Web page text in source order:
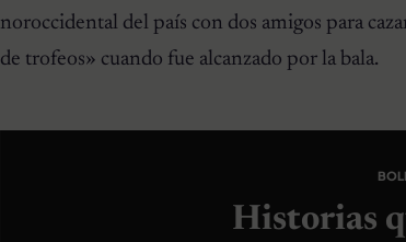
noroccidental del país con dos amigos para
de trofeos» cuando fue alcanzado por la bala.
Historias